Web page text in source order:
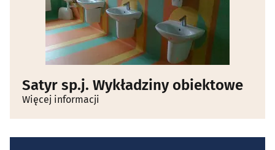
Satyr sp.j. Wykładziny obiektowe
Więcej informacji